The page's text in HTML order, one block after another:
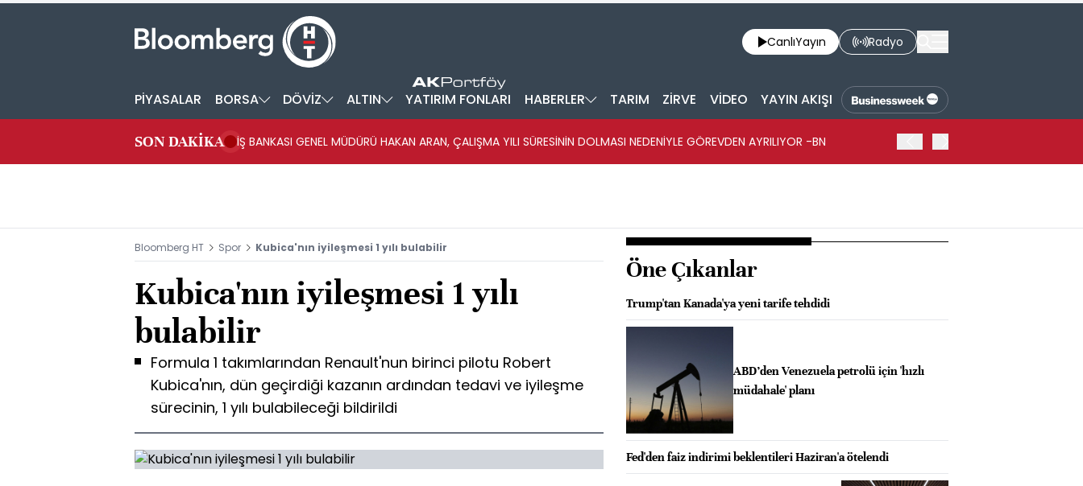
CanlıYayın Radyo
PİYASALAR BORSA DÖVİZ ALTIN YATIRIM FONLARI HABERLER TARIM ZİRVE VİDEO YAYIN AKIŞI
SON DAKİKA İŞ BANKASI GENEL MÜDÜRÜ HAKAN ARAN, ÇALIŞMA YILI SÜRESİNİN DOLMASI NEDENİYLE GÖREVDEN AYRILIYOR -BN
Bloomberg HT Spor Kubica'nın iyileşmesi 1 yılı bulabilir
Kubica'nın iyileşmesi 1 yılı
bulabilir
Formula 1 takımlarından Renault'nun birinci pilotu Robert
Kubica'nın, dün geçirdiği kazanın ardından tedavi ve iyileşme
sürecinin, 1 yılı bulabileceği bildirildi
Öne Çıkanlar
Trump'tan Kanada'ya yeni tarife tehdidi
ABD’den Venezuela petrolü için 'hızlı
müdahale' planı
Fed'den faiz indirimi beklentileri Haziran'a ötelendi